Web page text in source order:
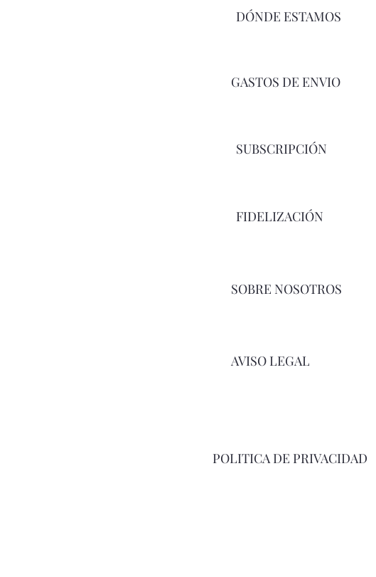
DÓNDE ESTAMOS
GASTOS DE ENVIO
SUBSCRIPCIÓN
FIDELIZACIÓN
SOBRE NOSOTROS
AVISO LEGAL
POLITICA DE PRIVACIDAD